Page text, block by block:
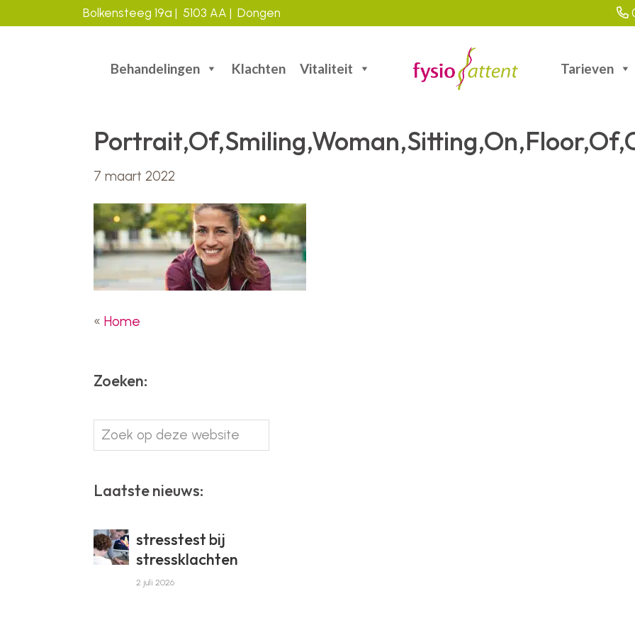
Bolkensteeg 19a | 5103 AA | Dongen
Header
Behandelingen Klachten Vitaliteit Tarieven
7 maart 2022
« Home
Zoeken:
Zoek
op
website
Laatste nieuws:
stresstest bij
stressklachten
2 juli 2026